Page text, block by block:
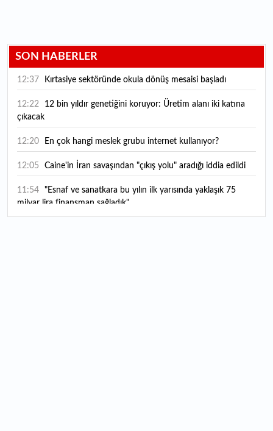
SON HABERLER
12:37 Kırtasiye sektöründe okula dönüş mesaisi başladı
12:22
çıkacak
12:20 En çok hangi meslek grubu internet kullanıyor?
12:05 Caine'in İran savaşından "çıkış yolu" aradığı iddia edildi
11:54
milyar lira finansman sağladık"